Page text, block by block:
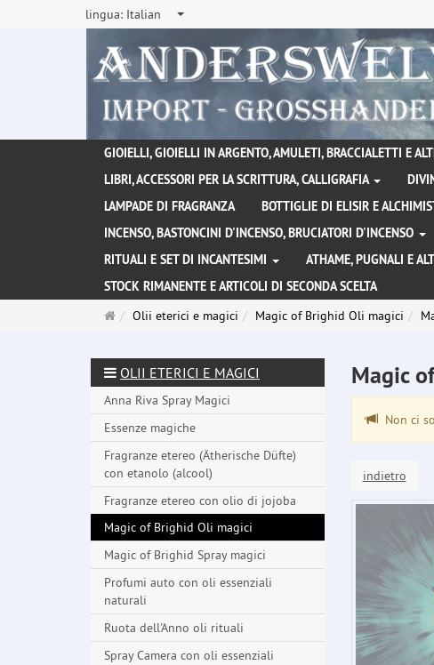
lingua: Italian
GIOIELLI, GIOIELLI IN ARGENTO, AMULETI, BRACCIALETTI E
LIBRI, ACCESSORI PER LA SCRITTURA, CALLIGRAFIA
LAMPADE DI FRAGRANZA
BOTTIGLIE DI ELISIR E
INCENSO, BASTONCINI D'INCENSO, BRUCIATORI D'INCENSO
RITUALI E SET DI INCANTESIMI
ATHAME, PUGNALI E
STOCK RIMANENTE E ARTICOLI DI SECONDA SCELTA
PaginaOlii eterici e magici Magic of Brighid Oli magici
Magic
Non ci
indietro
OLII ETERICI E MAGICI
Anna Riva Spray Magici
Essenze magiche
Fragranze etereo (Ätherische Düfte)
con etanolo (alcool)
Fragranze etereo con olio di jojoba
Magic of Brighid Oli magici
Magic of Brighid Spray magici
Profumi auto con oli essenziali
naturali
Ruota dell'Anno oli rituali
Spray Camera con oli essenziali